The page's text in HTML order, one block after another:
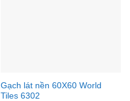
Gạch lát nền 60X60 World
Tiles 6302